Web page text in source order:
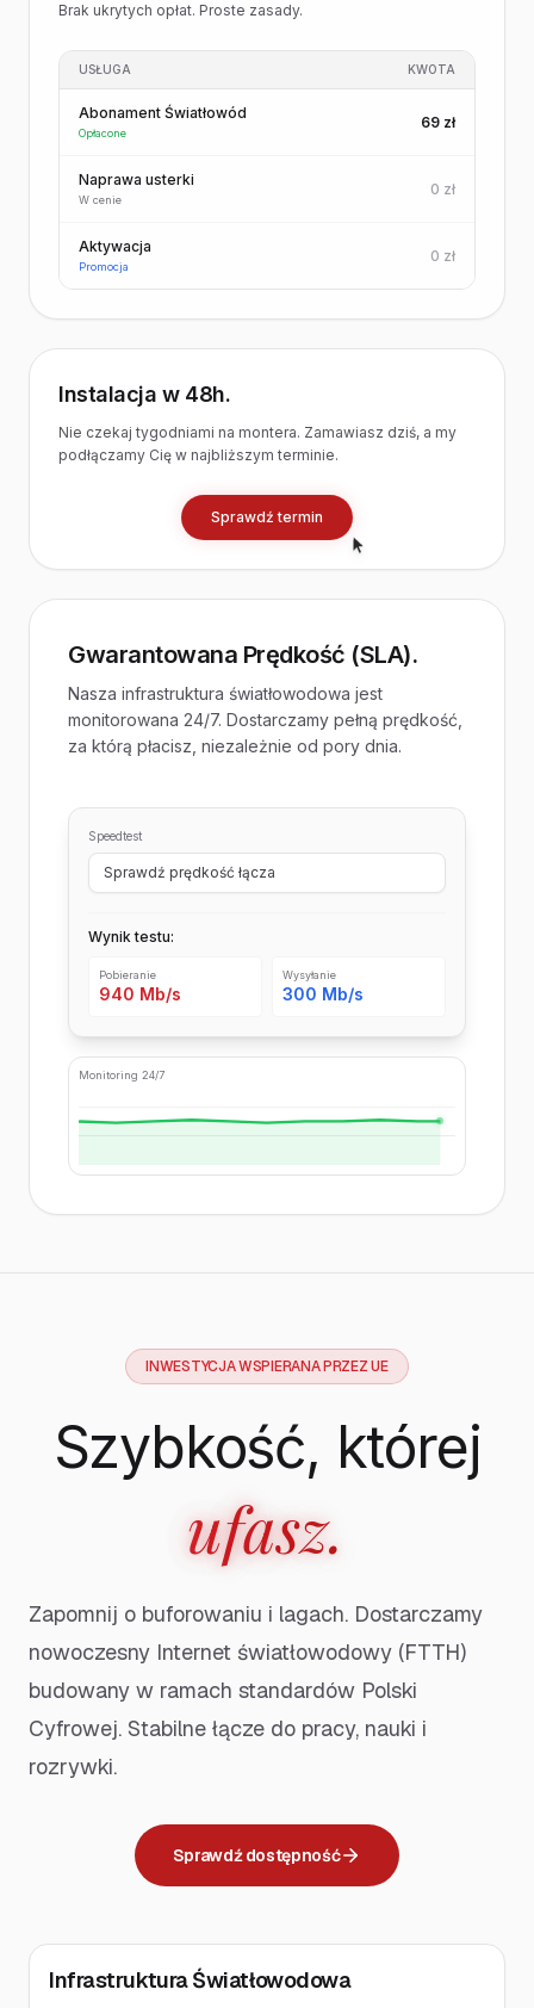
Brak ukrytych opłat. Proste zasady.
USŁUGA KWOTA
Abonament Światłowód
Opłacone
69 zł
Naprawa usterki
W cenie
0 zł
Aktywacja
Promocja
0 zł
Instalacja w 48h.
Nie czekaj tygodniami na montera. Zamawiasz dziś, a my
podłączamy Cię w najbliższym terminie.
Sprawdź termin
Gwarantowana Prędkość (SLA).
Nasza infrastruktura światłowodowa jest
monitorowana 24/7. Dostarczamy pełną prędkość,
za którą płacisz, niezależnie od pory dnia.
Speedtest
Sprawdź prędkość łącza
Wynik testu:
Pobieranie
940 Mb/s
Wysyłanie
300 Mb/s
Monitoring 24/7
INWESTYCJA WSPIERANA PRZEZ UE
Szybkość, której
ufasz.
Zapomnij o buforowaniu i lagach. Dostarczamy
nowoczesny Internet światłowodowy (FTTH)
budowany w ramach standardów Polski
Cyfrowej. Stabilne łącze do pracy, nauki i
rozrywki.
Sprawdź dostępność
Infrastruktura Światłowodowa